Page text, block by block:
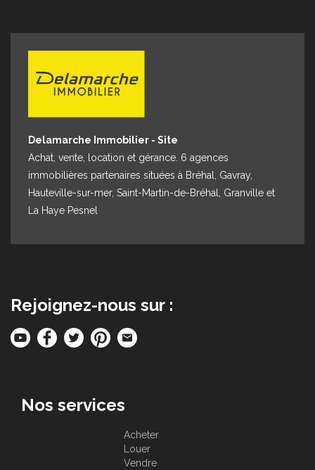
Delamarche Immobilier - Site
Achat, vente, location et gérance. 6 agences
immobilières partenaires situées à Bréhal, Gavray,
Hauteville-sur-mer, Saint-Martin-de-Bréhal, Granville et
La Haye Pesnel
Rejoignez-nous sur :
Nos services
Acheter
Louer
Vendre